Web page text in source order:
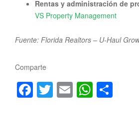
Rentas y administración de
VS Property Management
Fuente: Florida Realtors – U-Haul
Comparte
Facebook
Twitter
Email